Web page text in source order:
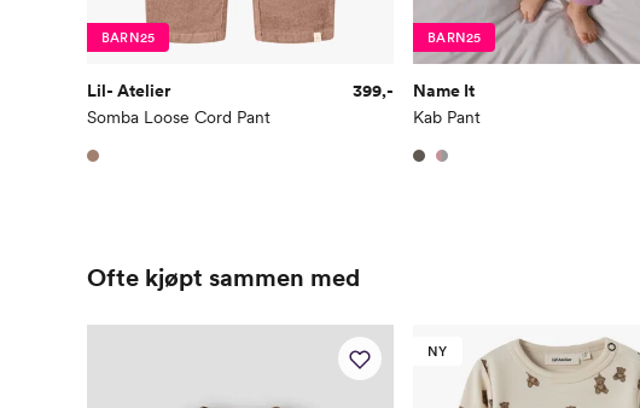
BARN25
Lil- Atelier
Somba Loose Cord Pant
399,-
BARN25
Name It
Kab Pant
Ofte kjøpt sammen med
NY